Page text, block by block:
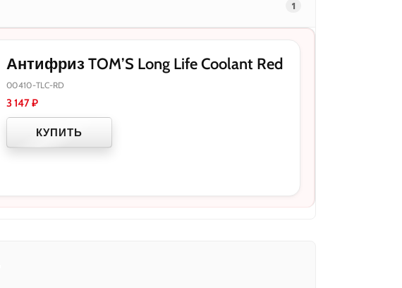
1
Антифриз TOM’S Long Life Coolant Red
00410-TLC-RD
3 147₽
КУПИТЬ